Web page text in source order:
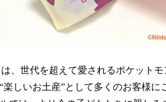
は、世代を超えて愛されるポケット
しいお土産”として多くのお客様に